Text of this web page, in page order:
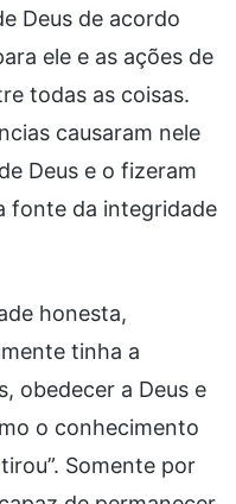
Deus de acordo
ele e as ações de
todas as coisas.
causaram nele
Deus e o fizeram
fonte da integridade
honesta,
tinha a
obedecer a Deus e
o conhecimento
Somente por